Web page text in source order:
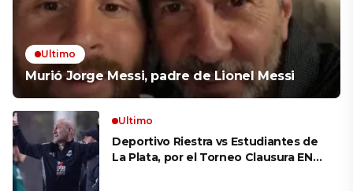
Ultimo
Murió Jorge Messi, padre de Lionel Messi
Ultimo
Deportivo Riestra vs Estudiantes de
La Plata, por el Torneo Clausura EN